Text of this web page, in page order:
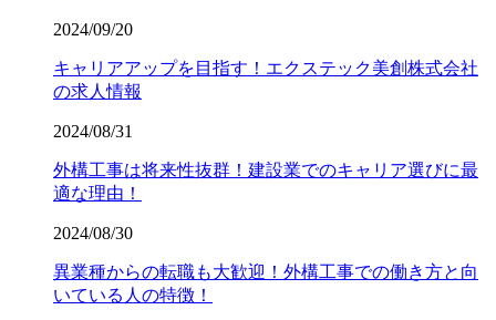
2024/09/20
キャリアアップを目指す！エクステック美創株式会社
の求人情報
2024/08/31
外構工事は将来性抜群！建設業でのキャリア選びに最
適な理由！
2024/08/30
異業種からの転職も大歓迎！外構工事での働き方と向
いている人の特徴！